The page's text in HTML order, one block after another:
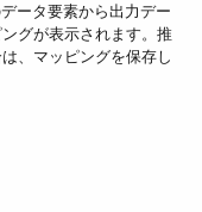
ータ要素から出力デー
グが表示されます。推
、マッピングを保存し